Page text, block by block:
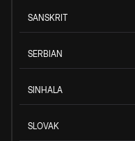
SANSKRIT
SERBIAN
SINHALA
SLOVAK